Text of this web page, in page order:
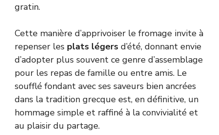
gratin.
Cette manière d’apprivoiser le fromage invite à
repenser les plats légers d’été, donnant envie
d’adopter plus souvent ce genre d’assemblage
pour les repas de famille ou entre amis. Le
soufflé fondant avec ses saveurs bien ancrées
dans la tradition grecque est, en définitive, un
hommage simple et raffiné à la convivialité et
au plaisir du partage.